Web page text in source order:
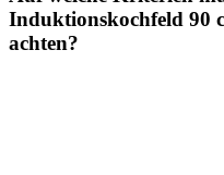
Induktionskochfeld 90
achten?